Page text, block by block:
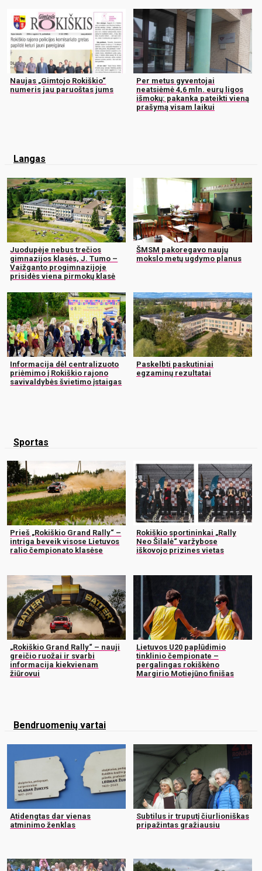
Naujas „Gimtojo Rokiškio“
numeris jau paruoštas jums
Per metus gyventojai
neatsiėmė 4,6 mln. eurų ligos
išmokų: pakanka pateikti vieną
prašymą visam laikui
Langas
Juodupėje nebus trečios
gimnazijos klasės, J. Tumo –
Vaižganto progimnazijoje
prisidės viena pirmokų klasė
ŠMSM pakoregavo naujų
mokslo metų ugdymo planus
Informacija dėl centralizuoto
priėmimo į Rokiškio rajono
savivaldybės švietimo įstaigas
Paskelbti paskutiniai
egzaminų rezultatai
Sportas
Prieš „Rokiškio Grand Rally“ –
intriga beveik visose Lietuvos
ralio čempionato klasėse
Rokiškio sportininkai „Rally
Neo Šilalė“ varžybose
iškovojo prizines vietas
„Rokiškio Grand Rally“ – nauji
greičio ruožai ir svarbi
informacija kiekvienam
žiūrovui
Lietuvos U20 paplūdimio
tinklinio čempionate –
pergalingas rokiškėno
Margirio Motiejūno finišas
Bendruomenių vartai
Atidengtas dar vienas
atminimo ženklas
Subtilus ir truputį čiurlioniškas
pripažintas gražiausiu